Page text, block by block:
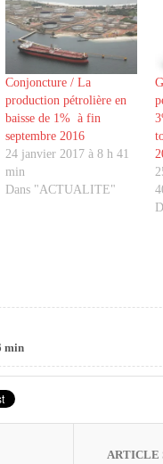
Conjoncture / La
production pétrolière en
baisse de 1% à fin
septembre 2016
24 janvier 2017 à 8 h 41
min
Dans "ACTUALITE"
min
ARTICLE